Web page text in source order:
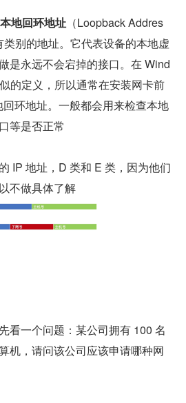
本地回环地址 （Loopback Addres
别的地址。它代表设备的本地虚
是永远不会宕掉的接口。在 Wind
的定义，所以通常在安装网卡前
环地址。一般都会用来检查本地
等是否正常
IP 地址，D 类和 E 类，因为他们
不做具体了解
看一个问题：某公司拥有 100 名
机，请问该公司应该申请哪种网